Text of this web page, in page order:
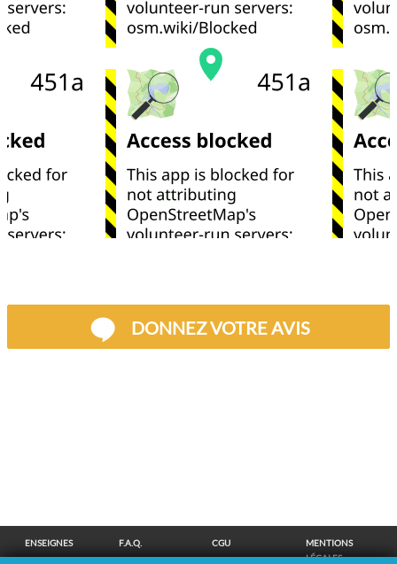
DONNEZ VOTRE AVIS
ENSEIGNES F.A.Q. CGU
MENTIONS
LÉGALES